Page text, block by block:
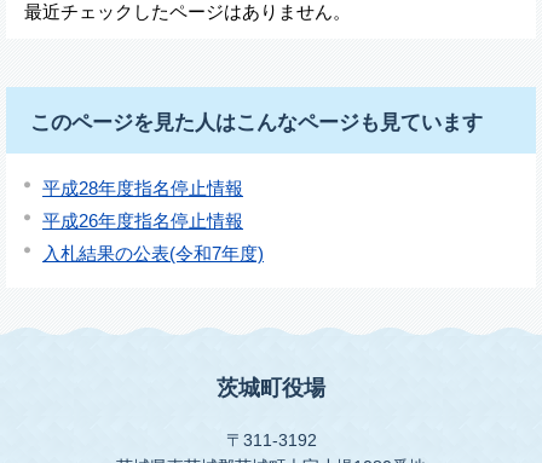
最近チェックしたページはありません。
このページを見た人はこんなページも見ています
平成28年度指名停止情報
平成26年度指名停止情報
入札結果の公表(令和7年度)
茨城町役場
〒311-3192